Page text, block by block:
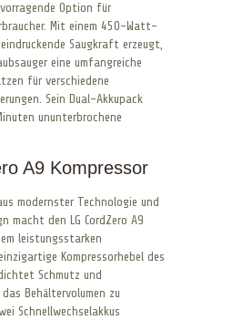
Option für
Mit einem 450-Watt-
Saugkraft erzeugt,
eine umfangreiche
für verschiedene
Sein Dual-Akkupack
ununterbrochene
A9 Kompressor
modernster Technologie und
macht den LG CordZero A9
leistungsstarken
Kompressorhebel des
Schmutz und
Behältervolumen zu
Schnellwechselakkus